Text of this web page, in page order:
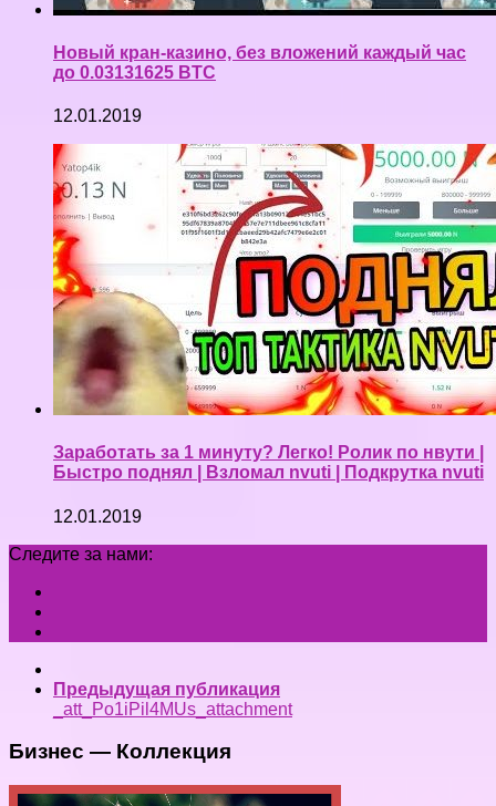
Новый кран-казино, без вложений каждый час
до 0.03131625 BTC
12.01.2019
Заработать за 1 минуту? Легко! Ролик по нвути |
Быстро поднял | Взломал nvuti | Подкрутка nvuti
12.01.2019
Следите за нами:
Предыдущая публикация
_att_Po1iPil4MUs_attachment
Бизнес — Коллекция